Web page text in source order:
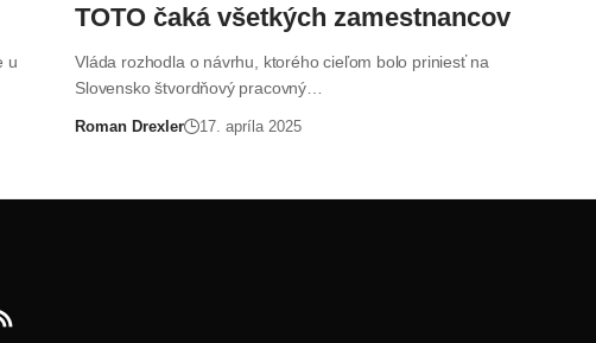
u
TOTO čaká všetkých zamestnancov
Vláda rozhodla o návrhu, ktorého cieľom bolo priniesť na
Slovensko štvordňový pracovný…
Roman Drexler 17. apríla 2025